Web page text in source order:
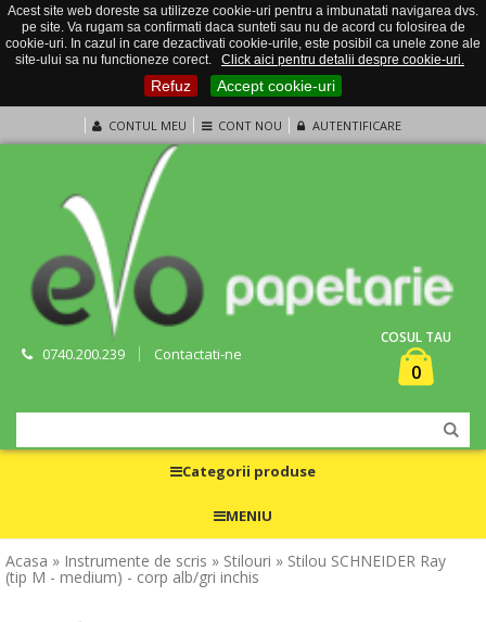
Acest site web doreste sa utilizeze cookie-uri pentru a imbunatati navigarea dvs.
pe site. Va rugam sa confirmati daca sunteti sau nu de acord cu folosirea de
cookie-uri. In cazul in care dezactivati cookie-urile, este posibil ca unele zone ale
site-ului sa nu functioneze corect.
Click aici pentru detalii despre cookie-uri.
Refuz Accept cookie-uri
CONTUL MEU CONT NOU AUTENTIFICARE
0740.200.239 Contactati-ne
COSUL TAU
0
Categorii produse
MENIU
Acasa » Instrumente de scris » Stilouri » Stilou SCHNEIDER Ray
(tip M - medium) - corp alb/gri inchis